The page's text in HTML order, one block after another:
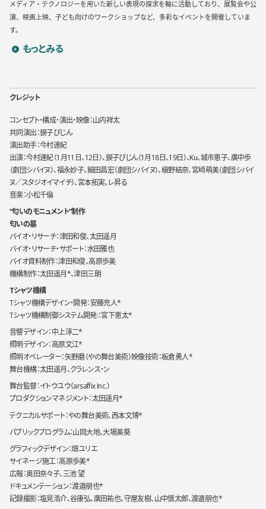
メディア・テクノロジーを用いた新しい表現の探求を軸に活動しており、展覧会や公
演、映画上映、子ども向けのワークショップなど、多彩なイベントを開催していま
す。
YCAMのプロフィールを詳しく見る
もっとみる
クレジット
コンセプト・構成・演出・映像：山内祥太
共同演出：捩子ぴじん
演出助手：今村達紀
出演：今村達紀（1月11日、12日）、捩子ぴじん（1月18日、19日）、Ku、城市恵子、廣中歩
（劇団シバイヌ）、福永妙子、細田昌宏（劇団シバイヌ）、槇野結奈、宮﨑萌美（劇団シバイ
ヌ／スタジオイマイチ）、宮本拓実、レ昇る
音楽：小松千倫
“匂いのモニュメント”制作
匂いの墓
バイオ・リサーチ：津田和俊、太田遥月
バイオ・リサーチ・サポート：水田雅也
バイオ資料制作：津田和俊、高原歩美
機構制作：太田遥月*、津田三朗
Tシャツ機構
Tシャツ機構デザイン・開発：安藤充人*
Tシャツ機構制御システム開発:：宮下恵太*
音響デザイン：中上淳二*
照明デザイン：高原文江*
照明オペレーター：矢野磨（やの舞台美術）映像技術：板倉勇人*
舞台機構：太田遥月、クラレンス・ン
舞台監督：イトウユウ（arsaffix Inc.）
プロダクションマネジメント：太田遥月*
テクニカルサポート：やの舞台美術、西本文博*
パブリックプログラム：山岡大地、大場美葵
グラフィックデザイン：畑ユリエ
サイネージ施工：高原歩美*
広報：奥田奈々子、三池 望
ドキュメンテーション：渡邉朋也*
記録撮影：塩見浩介、谷康弘、廣田祐也、守屋友樹、山中慎太郎、渡邉朋也*